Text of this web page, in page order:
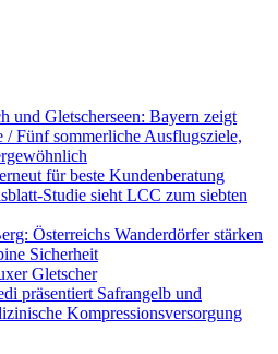
und Gletscherseen: Bayern zeigt
/ Fünf sommerliche Ausflugsziele,
für beste Kundenberatung
Studie sieht LCC zum siebten
Österreichs Wanderdörfer stärken
Sicherheit
Gletscher
präsentiert Safrangelb und
Kompressionsversorgung